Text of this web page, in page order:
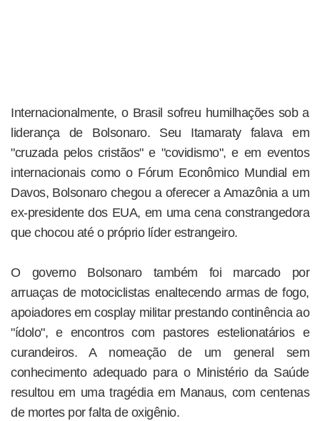
Internacionalmente, o Brasil sofreu humilhações sob a
liderança de Bolsonaro. Seu Itamaraty falava em
"cruzada pelos cristãos" e "covidismo", e em eventos
internacionais como o Fórum Econômico Mundial em
Davos, Bolsonaro chegou a oferecer a Amazônia a um
ex-presidente dos EUA, em uma cena constrangedora
que chocou até o próprio líder estrangeiro.
O governo Bolsonaro também foi marcado por
arruaças de motociclistas enaltecendo armas de fogo,
apoiadores em cosplay militar prestando continência ao
"ídolo", e encontros com pastores estelionatários e
curandeiros. A nomeação de um general sem
conhecimento adequado para o Ministério da Saúde
resultou em uma tragédia em Manaus, com centenas
de mortes por falta de oxigênio.